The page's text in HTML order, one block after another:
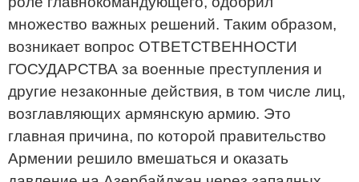
множество важных решений. Таким образом,
возникает вопрос ОТВЕТСТВЕННОСТИ
ГОСУДАРСТВА за военные преступления и
другие незаконные действия, в том числе лиц,
возглавляющих армянскую армию. Это
главная причина, по которой правительство
Армении решило вмешаться и оказать